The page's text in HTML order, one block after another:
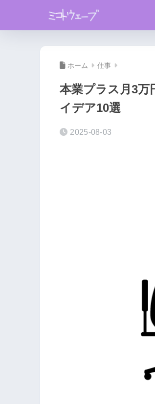
ホーム 仕事
本業プラス月3万
イデア10選
2025-08-03